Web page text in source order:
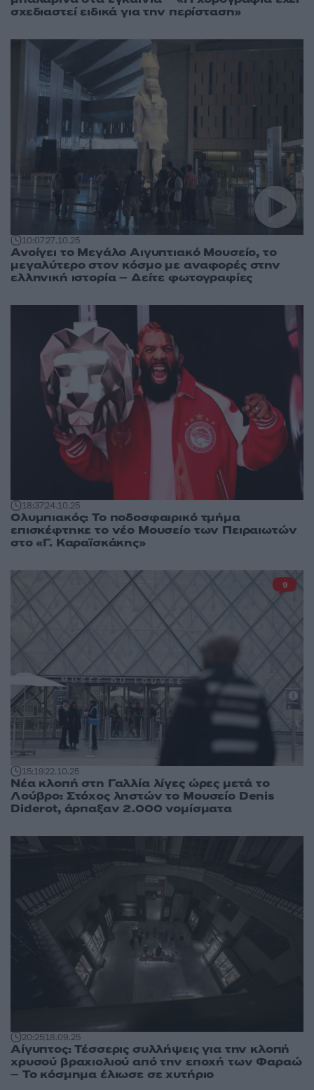
σχεδιαστεί ειδικά για την περίσταση»
10:0727.10.25
Ανοίγει το Μεγάλο Αιγυπτιακό Μουσείο, το
μεγαλύτερο στον κόσμο με αναφορές στην
ελληνική ιστορία – Δείτε φωτογραφίες
18:3724.10.25
Ολυμπιακός: Το ποδοσφαιρικό τμήμα
επισκέφτηκε το νέο Μουσείο των Πειραιωτών
στο «Γ. Καραϊσκάκης»
15:1922.10.25
Νέα κλοπή στη Γαλλία λίγες ώρες μετά το
Λούβρο: Στόχος ληστών το Μουσείο Denis
Diderot, άρπαξαν 2.000 νομίσματα
9
20:2518.09.25
Αίγυπτος: Τέσσερις συλλήψεις για την κλοπή
χρυσού βραχιολιού από την εποχή των Φαραώ
– Το κόσμημα έλιωσε σε χυτήριο